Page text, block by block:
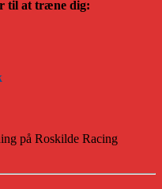
til at træne dig:
på Roskilde Racing